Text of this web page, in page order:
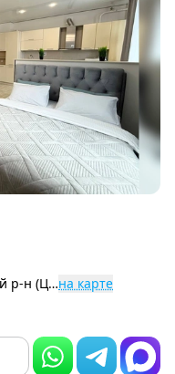
Чернышевского, 16, Вахитовский р-н (Центр)на карте